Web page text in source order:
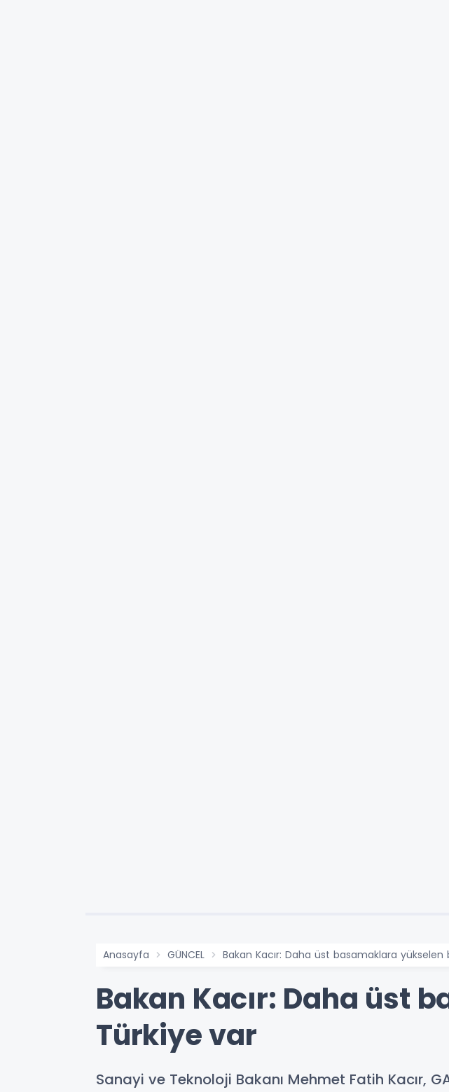
Anasayfa GÜNCEL Bakan Kacır: Daha üst basamaklara yükselen
Bakan Kacır: Daha üst
Türkiye var
Sanayi ve Teknoloji Bakanı Mehmet Fatih Kacır,